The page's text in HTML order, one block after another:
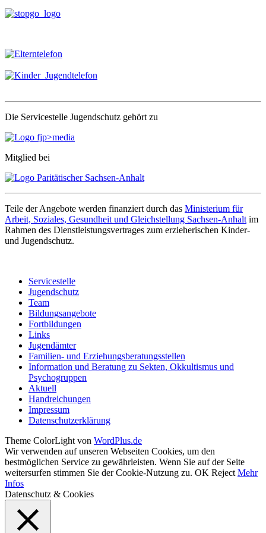
Die Servicestelle Jugendschutz gehört zu
Mitglied bei
Teile der Angebote werden finanziert durch das Ministerium für
Arbeit, Soziales, Gesundheit und Gleichstellung Sachsen-Anhalt im
Rahmen des Dienstleistungsvertrages zum erzieherischen Kinder-
und Jugendschutz.
Servicestelle
Jugendschutz
Team
Bildungsangebote
Fortbildungen
Links
Jugendämter
Familien- und Erziehungsberatungsstellen
Information und Beratung zu Sekten, Okkultismus und
Psychogruppen
Aktuell
Handreichungen
Impressum
Datenschutzerklärung
Theme ColorLight von WordPlus.de
Wir verwenden auf unseren Webseiten Cookies, um den
bestmöglichen Service zu gewährleisten. Wenn Sie auf der Seite
weitersurfen stimmen Sie der Cookie-Nutzung zu. OK Reject Mehr
Infos
Datenschutz & Cookies